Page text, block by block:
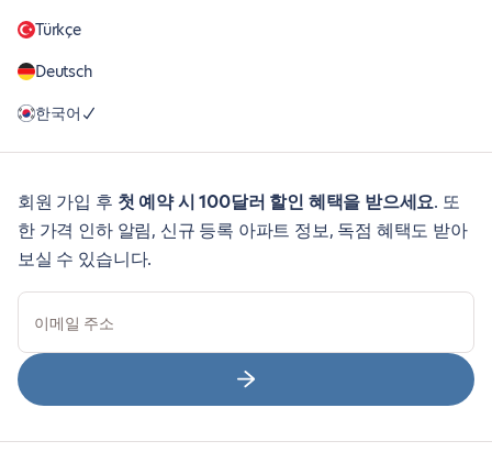
Türkçe
Deutsch
한국어
회원 가입 후 첫 예약 시 100달러 할인 혜택을 받으세요. 또
한 가격 인하 알림, 신규 등록 아파트 정보, 독점 혜택도 받아
보실 수 있습니다.
이메일 주소